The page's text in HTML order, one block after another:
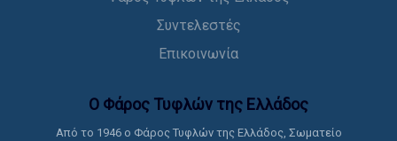
Συντελεστές
Επικοινωνία
Ο Φάρος Τυφλών της Ελλάδoς
Από το 1946 ο Φάρος Τυφλών της Ελλάδος, Σωματείο